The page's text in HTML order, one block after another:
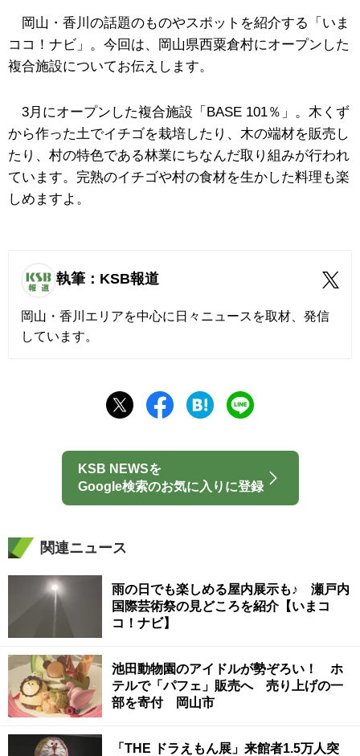
岡山・香川の話題のものやスポットを紹介する「いま
ココ！ナビ」。今回は、岡山県西粟倉村にオープンした
複合施設についてお伝えします。
3月にオープンした複合施設「BASE 101％」。木くず
から作った土でイチゴを栽培したり、木の端材を販売し
たり、村の特色である林業にちなんだ取り組みが行われ
ています。完熟のイチゴや村の食材を生かした料理も楽
しめますよ。
執筆：KSB報道
岡山・香川エリアを中心に日々ニュースを取材、発信
しています。
KSB NEWSを
Google検索のお気に入りに登録
関連ニュース
雨の日でも楽しめる屋内展示も♪ 瀬戸内
国際芸術祭の見どころを紹介【いまコ
コ！ナビ】
池田動物園のアイドルが勢ぞろい！ ホ
テルで「パフェ」販売へ 売り上げの一
部を寄付 岡山市
「THE ドラえもん展」来館者1.5万人突